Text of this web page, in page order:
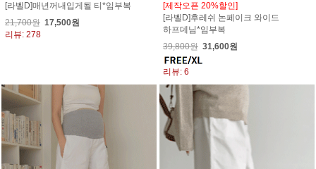
[라벨D]매년꺼내입게될 티*임부복
21,700원 17,500원
리뷰: 278
[제작오픈 20%할인]
[라벨D]후레쉬 논페이크 와이드
하프데님*임부복
39,800원 31,600원
리뷰: 6